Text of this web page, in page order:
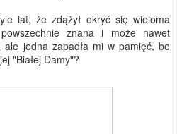
lat, że zdążył okryć się wieloma
znana i może nawet
jedna zapadła mi w pamięć, bo
"Białej Damy"?